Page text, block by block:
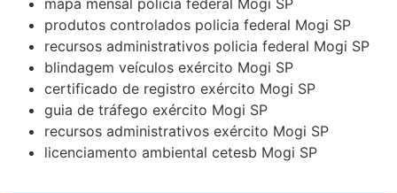
mapa mensal policia federal Mogi SP
produtos controlados policia federal Mogi SP
recursos administrativos policia federal Mogi SP
blindagem veículos exército Mogi SP
certificado de registro exército Mogi SP
guia de tráfego exército Mogi SP
recursos administrativos exército Mogi SP
licenciamento ambiental cetesb Mogi SP